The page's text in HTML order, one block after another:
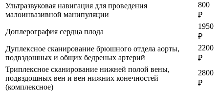
Ультразвуковая навигация для проведения
малоинвазивной манипуляции
800
₽
Доплерография сердца плода
1950
₽
Дуплексное сканирование брюшного отдела аорты,
подвздошных и общих бедреных артерий
2200
₽
Триплексное сканирование нижней полой вены,
подвздошных вен и вен нижних конечностей
(комплексное)
2800
₽